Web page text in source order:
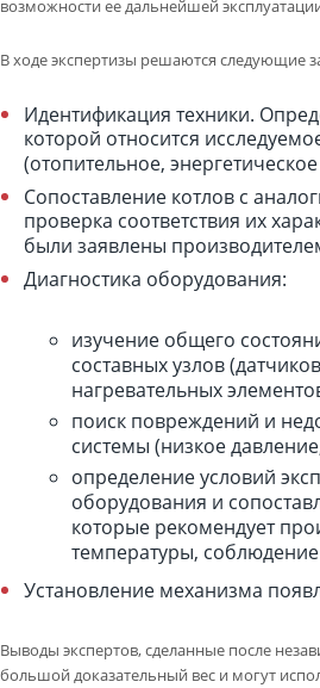
возможности ее дальнейшей
В ходе экспертизы решаются следующие
Идентификация техники.
которой относится
(отопительное,
Сопоставление котлов с
проверка соответствия их
были заявлены
Диагностика оборудования:
изучение общего
составных узлов
нагревательных
поиск повреждений и
системы (низкое
определение условий
оборудования и
которые рекомендует
температуры,
Установление механизма
Выводы экспертов, сделанные после
большой доказательный вес и могут